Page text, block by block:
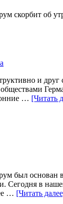
скорбит об
и друг
… [Читать
был основан
Сегодня в
… [Читать